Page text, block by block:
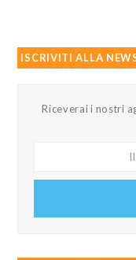
ISCRIVITI ALLA
Riceverai i nostri